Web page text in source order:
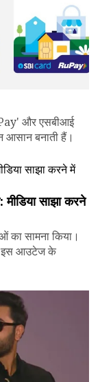
और एसबीआई
आसान बनाती हैं।
साझा करने
का सामना किया।
इस आउटेज के